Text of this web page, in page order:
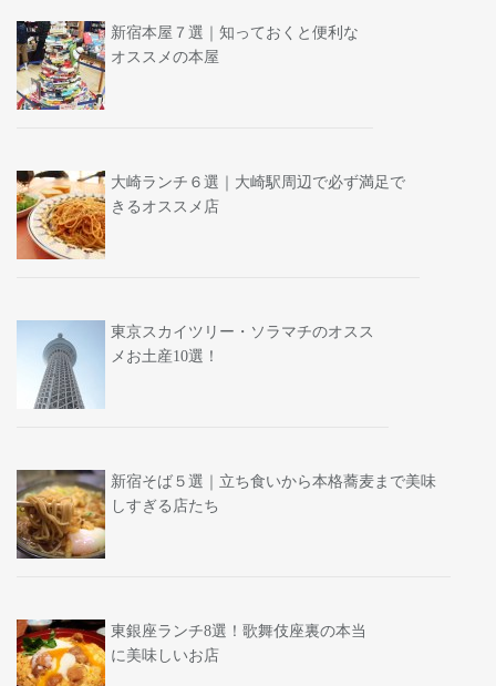
新宿本屋７選｜知っておくと便利な
オススメの本屋
大崎ランチ６選｜大崎駅周辺で必ず満足で
きるオススメ店
東京スカイツリー・ソラマチのオスス
メお土産10選！
新宿そば５選｜立ち食いから本格蕎麦まで美味
しすぎる店たち
東銀座ランチ8選！歌舞伎座裏の本当
に美味しいお店